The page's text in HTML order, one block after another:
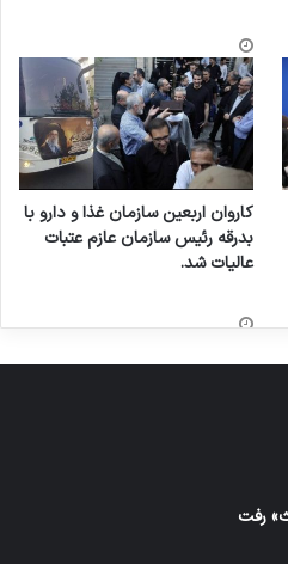
کاروان اربعین سازمان غذا و دارو با
بدرقه رئیس سازمان عازم عتبات
عالیات شد.
رفت